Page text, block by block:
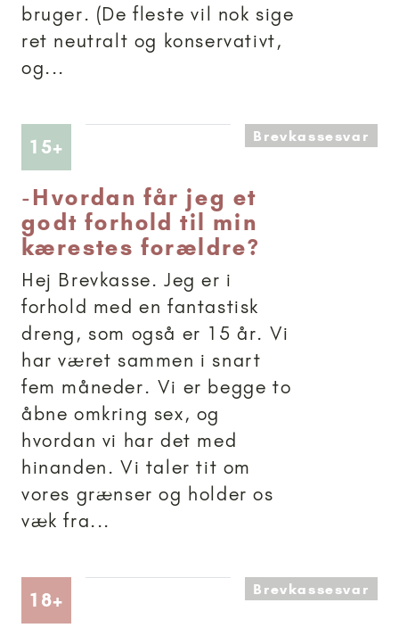
bruger. (De fleste vil nok sige
ret neutralt og konservativt,
og...
15+ Artikler anbefalet til 15+Brevkassesvar
-Hvordan får jeg et
godt forhold til min
kærestes forældre?
Hej Brevkasse. Jeg er i
forhold med en fantastisk
dreng, som også er 15 år. Vi
har været sammen i snart
fem måneder. Vi er begge to
åbne omkring sex, og
hvordan vi har det med
hinanden. Vi taler tit om
vores grænser og holder os
væk fra...
18+ Artikler anbefalet til 18+Brevkassesvar